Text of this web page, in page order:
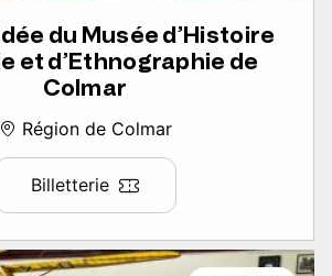
du Musée d’Histoire
et d’Ethnographie de
Colmar
Région de Colmar
Billetterie